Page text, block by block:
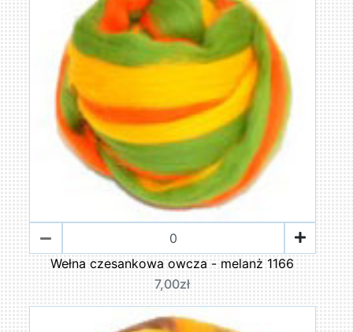
Wełna czesankowa owcza - melanż 1166
7,00zł